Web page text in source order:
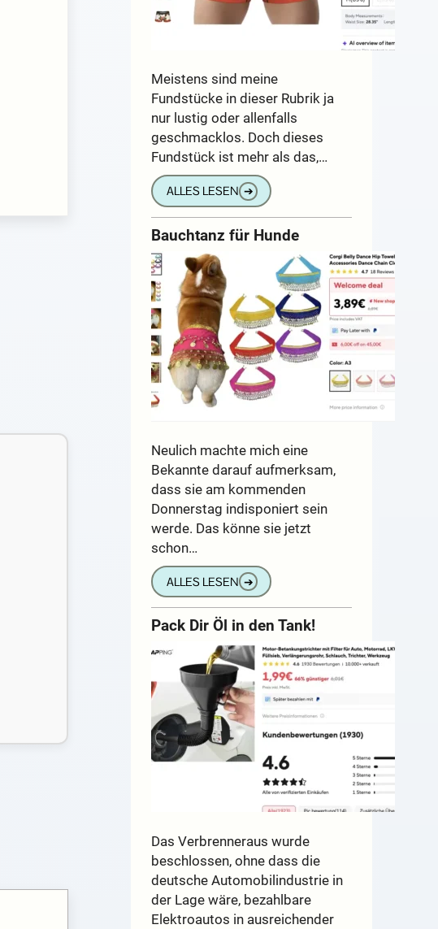
Meistens sind meine
Fundstücke in dieser Rubrik ja
nur lustig oder allenfalls
geschmacklos. Doch dieses
Fundstück ist mehr als das,…
ALLES LESEN ➔
Bauchtanz für Hunde
Neulich machte mich eine
Bekannte darauf aufmerksam,
dass sie am kommenden
Donnerstag indisponiert sein
werde. Das könne sie jetzt
schon…
ALLES LESEN ➔
Pack Dir Öl in den Tank!
Das Verbrenneraus wurde
beschlossen, ohne dass die
deutsche Automobilindustrie in
der Lage wäre, bezahlbare
Elektroautos in ausreichender